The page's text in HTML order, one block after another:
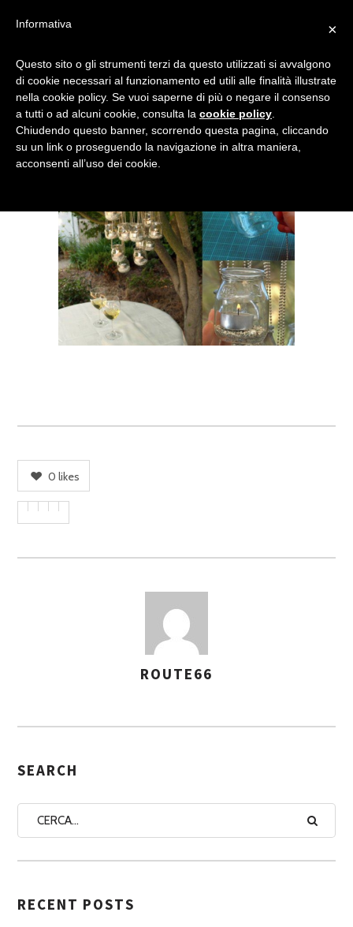
0 likes
S
G
A
U
O
ROUTE66
SEARCH
RECENT POSTS
×
Informativa
Questo sito o gli strumenti terzi da questo utilizzati si avvalgono
di cookie necessari al funzionamento ed utili alle finalità illustrate
nella cookie policy. Se vuoi saperne di più o negare il consenso
a tutti o ad alcuni cookie, consulta la cookie policy
Chiudendo questo banner, scorrendo questa pagina, cliccando
su un link o proseguendo la navigazione in altra maniera,
acconsenti all’uso dei cookie.